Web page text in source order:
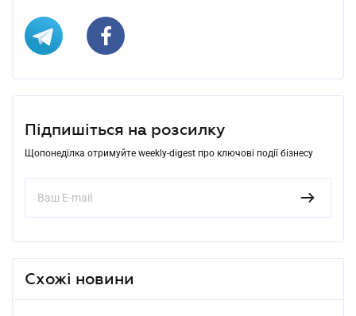
Підпишіться на розсилку
Щопонеділка отримуйте weekly-digest про ключові події бізнесу
Схожі новини